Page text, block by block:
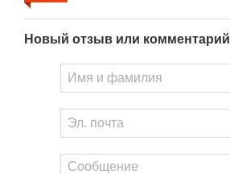
Новый отзыв или комментарий